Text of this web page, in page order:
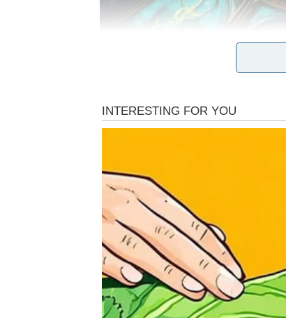
STRELAC – istina
Strelče, ti si znak koji traži istinu u
trenutak da se suočiš sa
verujući da će se stvari same
odgovore. Sada shvataš – vreme ne
Ljubav – gde si zaista
U ljubavi više nema prostora za
razotkriva stvarnu dubinu odnosa.
davao obećanja sebi, a ne drugoj